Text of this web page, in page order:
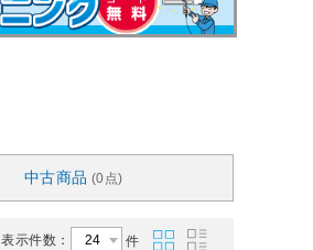
中古商品 (0点)
表示件数： 件